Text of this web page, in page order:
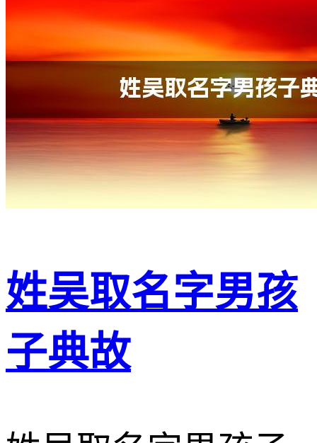
姓吴取名字男孩
子典故